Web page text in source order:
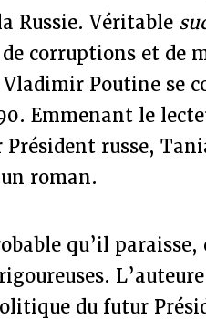
Russie. Véritable
corruptions et de
Poutine se
Emmenant le
Président russe,
roman.
qu’il
du futur